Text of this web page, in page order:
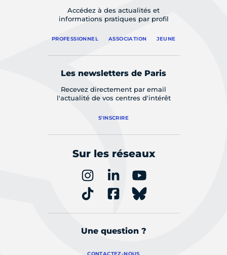
Accédez à des actualités et
informations pratiques par profil
PROFESSIONNEL ASSOCIATION JEUNE
Les newsletters de Paris
Recevez directement par email
l'actualité de vos centres d'intérêt
S'INSCRIRE
Sur les réseaux
Une question ?